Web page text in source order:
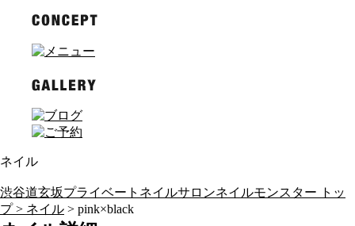
ネイル
渋谷道玄坂プライベートネイルサロンネイルモンスター トッ
プ > ネイル > pink×black